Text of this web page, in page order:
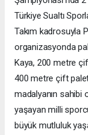
Türkiye Sualtı
Takım kadrosuyla
organizasyonda
Kaya, 200 metre
400 metre çift
madalyanın sahibi
yaşayan milli
büyük mutluluk